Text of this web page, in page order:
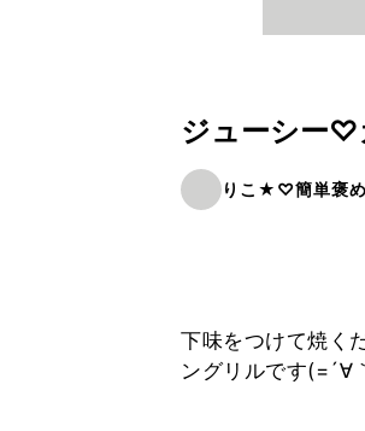
ジューシー♡
りこ★♡簡単褒
下味をつけて焼く
ングリルです(=´∀